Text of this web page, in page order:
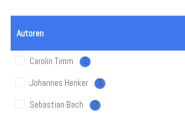
Autoren
Carolin Timm 1
Johannes Henker 1
Sebastian Bach 2